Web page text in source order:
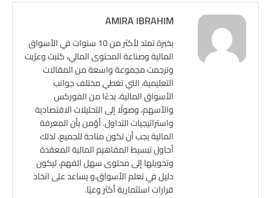
AMIRA IBRAHIM
بخبرة تمتد لأكثر من 10 سنوات في الأسواق
المالية وصناعة المحتوى المالي، كتبت وعرّبت
وترجمت مجموعة واسعة من المقالات
التعليمية، التي تغطي مختلف جوانب
الأسواق المالية، بدءًا من الفوركس
والأسهم، وصولًا إلى التحليلات الاقتصادية
واستراتيجيات التداول. أؤمن بأن المعرفة
المالية يجب أن تكون متاحة للجميع، لذلك
أحاول تبسيط المفاهيم المالية المعقدة
وتحويلها إلى محتوى سهل الفهم، ليكون
دليل في تعلم الأسواق،و يساعد على اتخاذ
قرارات استثمارية أكثر وعيًا.